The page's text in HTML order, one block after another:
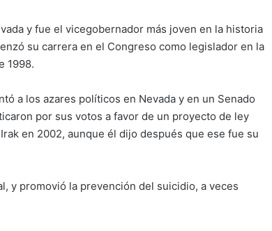
y fue el vicegobernador más joven en la historia
su carrera en el Congreso como legislador en la
1998.
a los azares políticos en Nevada y en un Senado
por sus votos a favor de un proyecto de ley
en 2002, aunque él dijo después que ese fue su
y promovió la prevención del suicidio, a veces